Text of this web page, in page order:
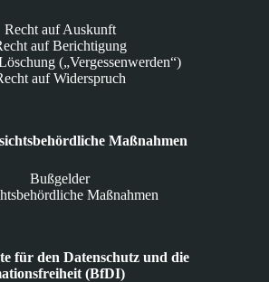
Recht auf Auskunft
auf Berichtigung
(„Vergessenwerden“)
auf Widerspruch
Maßnahmen
Bußgelder
Maßnahmen
für den Datenschutz und die
(BfDI)